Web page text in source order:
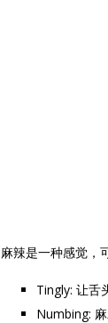
麻辣是一种感觉，
Tingly: 让舌
Numbing: 麻